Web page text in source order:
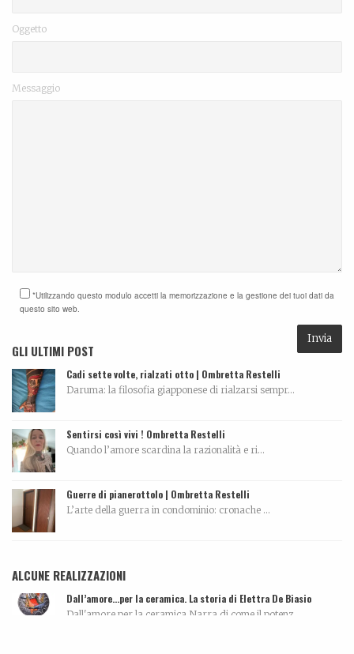
Oggetto
Messaggio
*Utilizzando questo modulo accetti la memorizzazione e la gestione dei tuoi dati da
questo sito web.
GLI ULTIMI POST
Cadi sette volte, rialzati otto | Ombretta Restelli
Daruma: la filosofia giapponese di rialzarsi sempr...
Sentirsi così vivi ! Ombretta Restelli
Quando l’amore scardina la razionalità e ri...
Guerre di pianerottolo | Ombretta Restelli
L’arte della guerra in condominio: cronache ...
ALCUNE REALIZZAZIONI
Dall’amore…per la ceramica. La storia di Elettra De Biasio
Dall'amore per la ceramica.Narra di come il potenz...